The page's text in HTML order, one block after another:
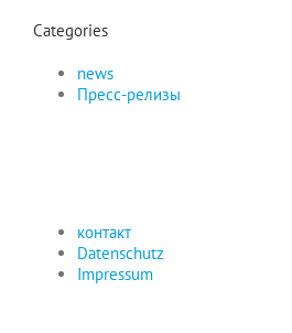
Categories
news
Пресс-релизы
контакт
Datenschutz
Impressum